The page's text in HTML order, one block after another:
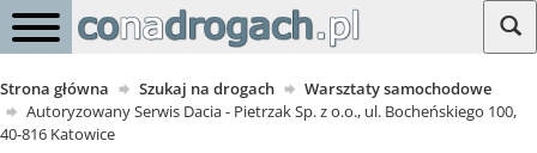
Strona główna Szukaj na drogach
Warsztaty samochodowe
Autoryzowany Serwis Dacia - Pietrzak Sp. z o.o., ul. Bocheńskiego 100,
40-816 Katowice